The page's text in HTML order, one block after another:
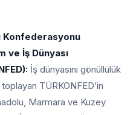
Konfederasyonu
ve İş Dünyası
İş dünyasını gönüllülük
TÜRKONFED’in
Marmara ve Kuzey